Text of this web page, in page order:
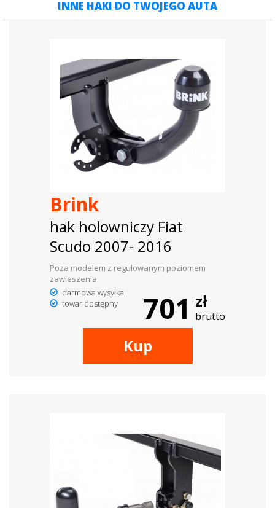
INNE HAKI DO TWOJEGO AUTA
Brink
hak holowniczy Fiat
Scudo 2007- 2016
Poza modelem z regulowanym poziomem
zawieszenia.
darmowa wysyłka
towar dostępny
701 zł
brutto
Kup